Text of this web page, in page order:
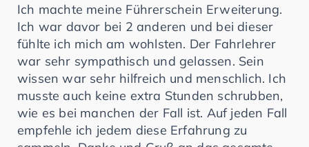
Ich machte meine Führerschein Erweiterung.
Ich war davor bei 2 anderen und bei dieser
fühlte ich mich am wohlsten. Der Fahrlehrer
war sehr sympathisch und gelassen. Sein
wissen war sehr hilfreich und menschlich. Ich
musste auch keine extra Stunden schrubben,
wie es bei manchen der Fall ist. Auf jeden Fall
empfehle ich jedem diese Erfahrung zu